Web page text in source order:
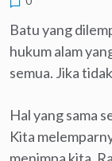
Batu yang
hukum alam
semua. Jika
Hal yang sama
Kita